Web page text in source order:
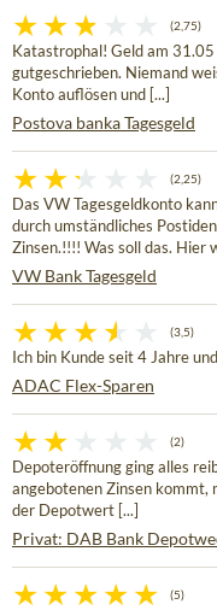
(2,75)
Katastrophal! Geld am
gutgeschrieben. Niemand
Konto auflösen und [...]
Postova banka Tagesgeld
(2,25)
Das VW Tagesgeldkonto
durch umständliches
Zinsen.!!!! Was soll das. Hier
VW Bank Tagesgeld
(3,5)
Ich bin Kunde seit 4 Jahre
ADAC Flex-Sparen
(2)
Depoteröffnung ging alles
angebotenen Zinsen kommt,
der Depotwert [...]
Privat: DAB Bank
(5)